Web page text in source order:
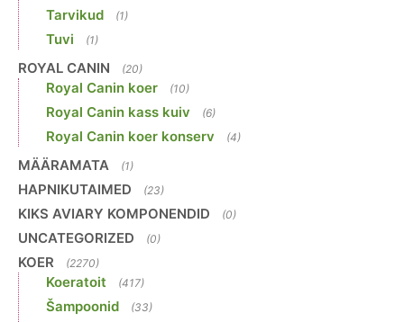
Tarvikud (1)
Tuvi (1)
ROYAL CANIN (20)
Royal Canin koer (10)
Royal Canin kass kuiv (6)
Royal Canin koer konserv (4)
MÄÄRAMATA (1)
HAPNIKUTAIMED (23)
KIKS AVIARY KOMPONENDID (0)
UNCATEGORIZED (0)
KOER (2270)
Koeratoit (417)
Šampoonid (33)